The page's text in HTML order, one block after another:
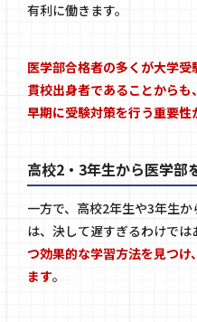
有利に働きます。
医学部合格者の多くが大学
貫校出身者であることからも
早期に受験対策を行う重要性
高校2・3年生から医学部
一方で、高校2年生や3年生
は、決して遅すぎるわけでは
つ効果的な学習方法を見つ
ます。